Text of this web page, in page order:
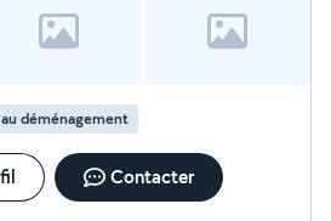
déménagement
Contacter